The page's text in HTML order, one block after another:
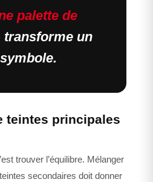
palette de
transforme un
teintes principales
trouver l’équilibre. Mélanger
secondaires doit donner